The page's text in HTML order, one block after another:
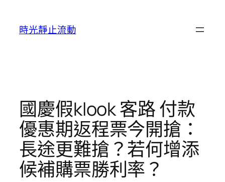
時光靜止流動
國慶假klook 客路 付款
優惠期返程票今開搶：
長途更難搶？若何增添
候補購票勝利率？